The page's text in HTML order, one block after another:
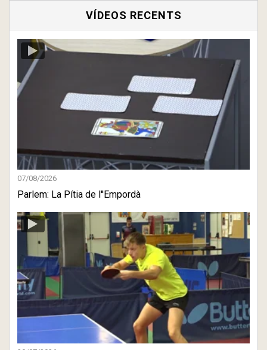
VÍDEOS RECENTS
07/08/2026
Parlem: La Pítia de l''Empordà